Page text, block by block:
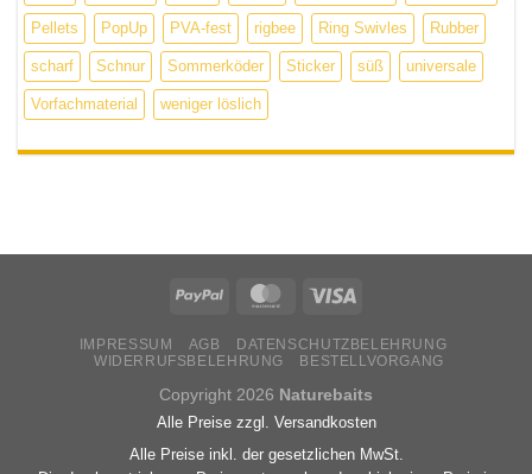
Pellets PopUp PVA-fest rigbee Ring Swivles Rubber
scharf Schnur Sommerköder Sticker süß universale
Vorfachmaterial weniger löslich
IMPRESSUM AGB
DATENSCHUTZBELEHRUNG
WIDERRUFSBELEHRUNG
BESTELLVORGANG
Copyright 2026 Naturebaits
Alle Preise zzgl. Versandkosten
Alle Preise inkl. der gesetzlichen MwSt.